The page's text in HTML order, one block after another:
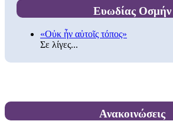
Ευωδίας Οσμήν
«Οὐκ ἦν αὐτοῖς τόπος»
Σε λίγες...
Ανακοινώσεις